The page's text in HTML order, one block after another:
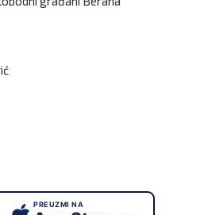
PREUZMI NA